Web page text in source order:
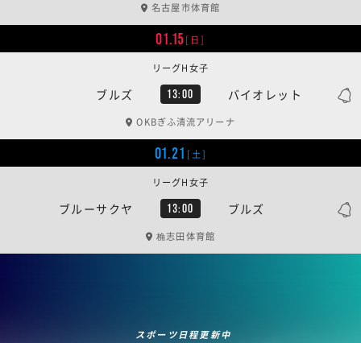
名古屋市体育館
01.15[日]
ブルズ 13:00 バイオレット
リーグH女子
OKBぎふ清流アリーナ
01.21 [土]
ブルーサクヤ 13:00 ブルズ
リーグH女子
桷志田体育館
スポーツ日程更新中